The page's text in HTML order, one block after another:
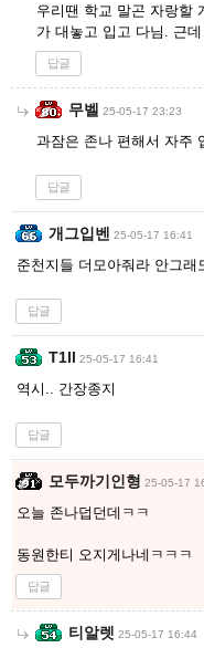
우리땐 학교 말곤 자랑할
가 대놓고 입고 다님. 근
답글
무벨 25-05-17 23:23
과잠은 존나 편해서 자주
답글
개그입벤 25-05-17 16:41
준천지들 더모아줘라 안그래
답글
T1ll 25-05-17 16:41
역시.. 간장종지
답글
모두까기인형 25-05-17
오늘 존나덥던데ㅋㅋ
동원한티 오지게나네ㅋㅋㅋ
답글
티알렛 25-05-17 16:44